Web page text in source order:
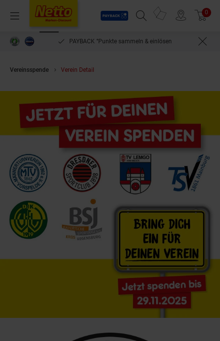
Menü
Payback
Suchfeld einblenden
Prospekte 0
PAYBACK °Punkte sammeln & einlösen
Vereinsspende Verein Detail